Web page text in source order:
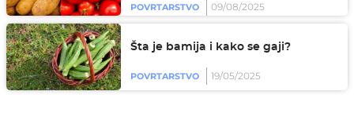
POVRTARSTVO
09/08/2025
Šta je bamija i kako se gaji?
POVRTARSTVO 19/05/2025